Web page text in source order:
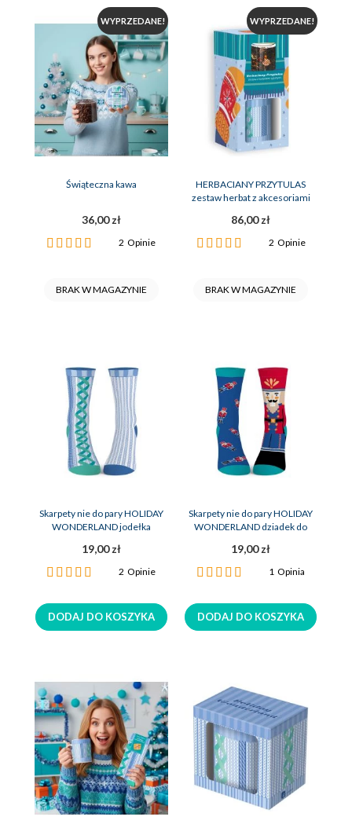
WYPRZEDANE!
Świąteczna kawa
36,00 zł
Ocena:
2Opinie
BRAK W MAGAZYNIE
WYPRZEDANE!
HERBACIANY PRZYTULAS
zestaw herbat z akcesoriami
86,00 zł
Ocena:
2 Opinie
BRAK W MAGAZYNIE
Skarpety nie do pary HOLIDAY
WONDERLAND jodełka
19,00 zł
Ocena:
2Opinie
DODAJ DO KOSZYKA
Skarpety nie do pary HOLIDAY
WONDERLAND dziadek do
19,00 zł
Ocena:
1Opinia
DODAJ DO KOSZYKA